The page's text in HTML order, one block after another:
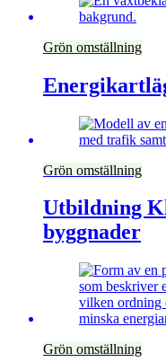
Grön omställning
Grön omställning
Utbildning
byggnader
Grön omställning